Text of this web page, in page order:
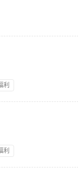
和挑战高薪的欲望； 5
利
斤。 4、形象好、气质
。 7、有经验者优先，业
利